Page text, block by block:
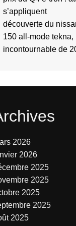
s’appliquent
découverte du
150 all-mode tekna,
incontournable de
2026
2026
2025
2025
2025
2025
2025